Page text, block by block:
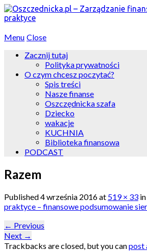
Menu Close
Zacznij tutaj
Polityka prywatności
O czym chcesz poczytać?
Spis treści
Nasze finanse
Oszczędnicka szafa
Dziecko
wakacje
KUCHNIA
Biblioteka finansowa
PODCAST
Razem
Published4 września 2016at 519 × 33 in
praktyce – finansowe podsumowanie
← Previous
Next →
Trackbacks are closed, but you canpost